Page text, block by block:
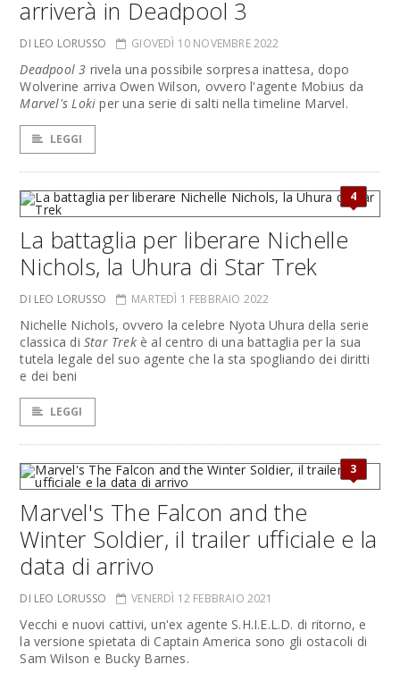
arriverà in Deadpool 3
DI LEO LORUSSO GIOVEDÌ 10 NOVEMBRE 2022
Deadpool 3 rivela una possibile sorpresa inattesa, dopo
Wolverine arriva Owen Wilson, ovvero l'agente Mobius da
Marvel's Loki per una serie di salti nella timeline Marvel.
LEGGI
4
La battaglia per liberare Nichelle
Nichols, la Uhura di Star Trek
DI LEO LORUSSO MARTEDÌ 1 FEBBRAIO 2022
Nichelle Nichols, ovvero la celebre Nyota Uhura della serie
classica di Star Trekè al centro di una battaglia per la sua
tutela legale del suo agente che la sta spogliando dei diritti
e dei beni
LEGGI
3
Marvel's The Falcon and the
Winter Soldier, il trailer ufficiale e la
data di arrivo
DI LEO LORUSSO VENERDÌ 12 FEBBRAIO 2021
Vecchi e nuovi cattivi, un'ex agente S.H.I.E.L.D. di ritorno, e
la versione spietata di Captain America sono gli ostacoli di
Sam Wilson e Bucky Barnes.